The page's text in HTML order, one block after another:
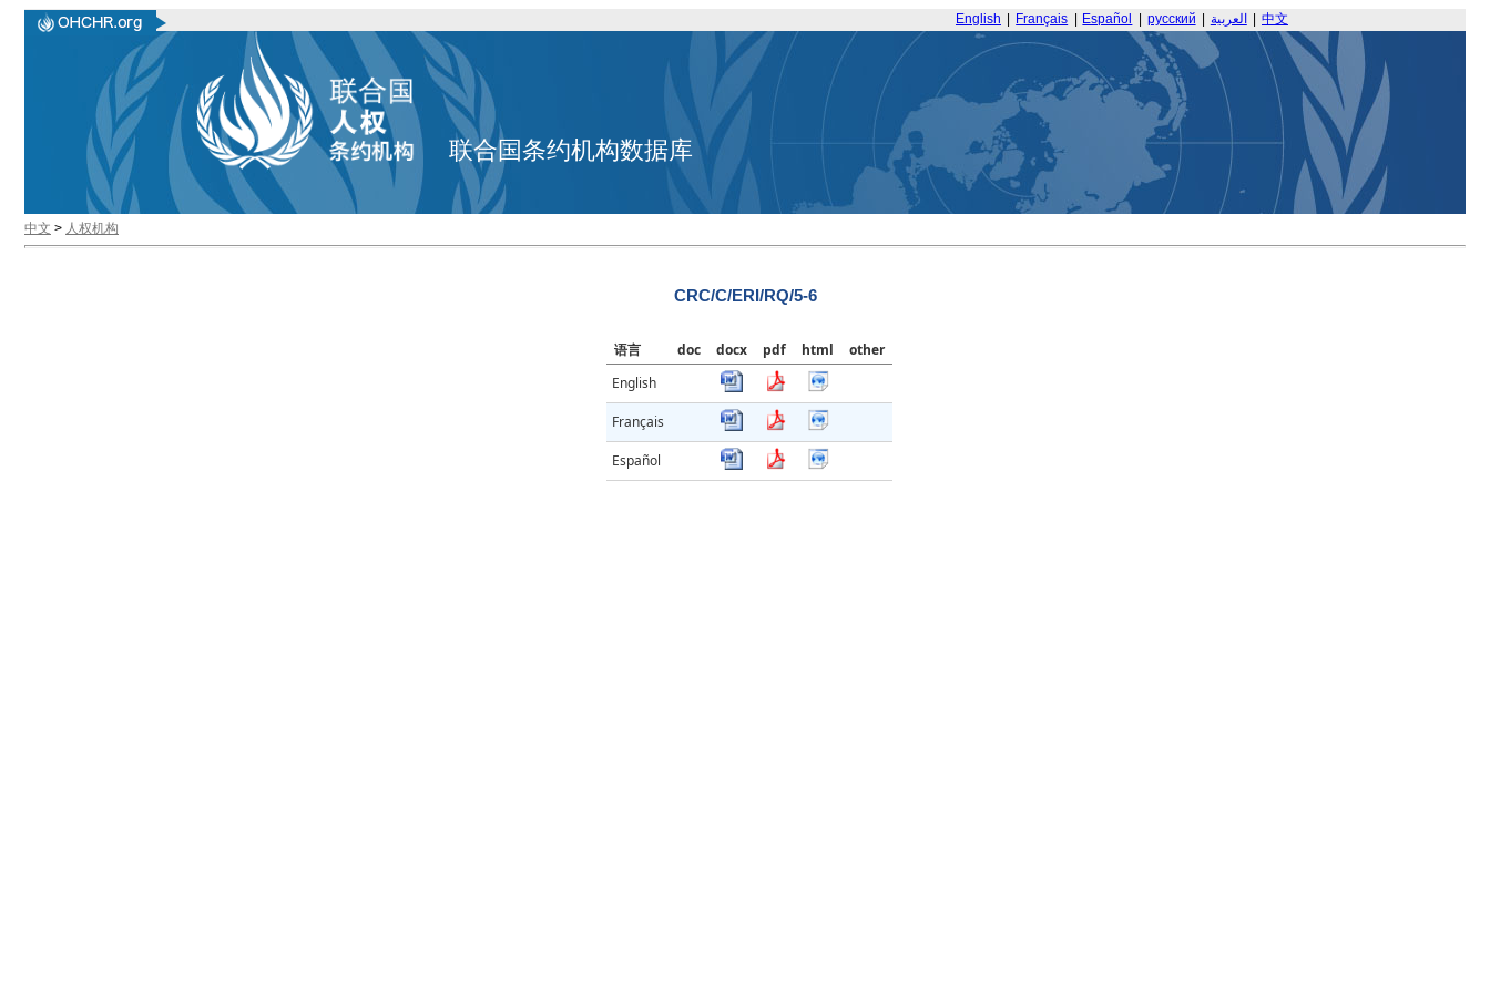
English Français Español русский العربية 中文
联合国条约机构数据库
中文 > 人权机构
CRC/C/ERI/RQ/5-6
语言 doc docx pdf html
other
English
Français
Español